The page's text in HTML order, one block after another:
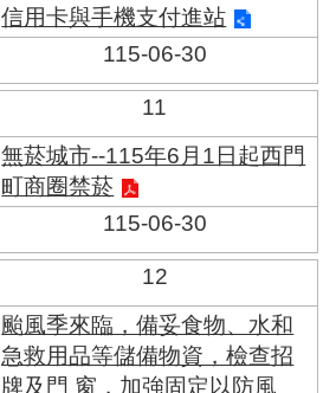
信用卡與手機支付進站
115-06-30
11
無菸城市--115年6月1日起西門
町商圈禁菸
115-06-30
12
颱風季來臨，備妥食物、水和
急救用品等儲備物資，檢查招
牌及門 窗，加強固定以防風